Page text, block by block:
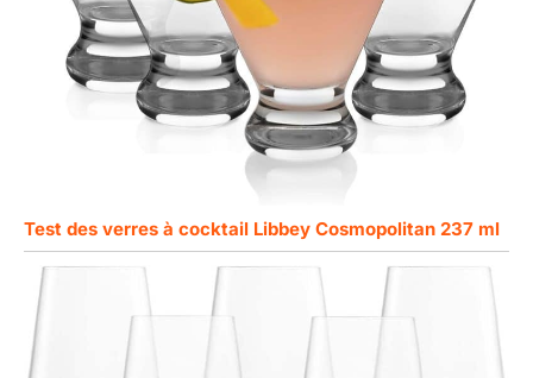
Test des verres à cocktail Libbey Cosmopolitan 237 ml